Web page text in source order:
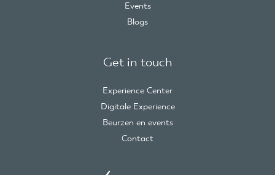
Events
Blogs
Get in touch
Experience Center
Digitale Experience
Beurzen en events
Contact